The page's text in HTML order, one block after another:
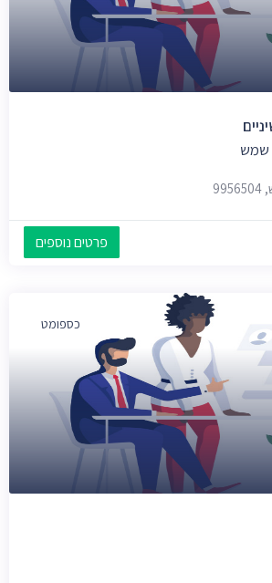
שמש
פרטים נוספים
כספומט